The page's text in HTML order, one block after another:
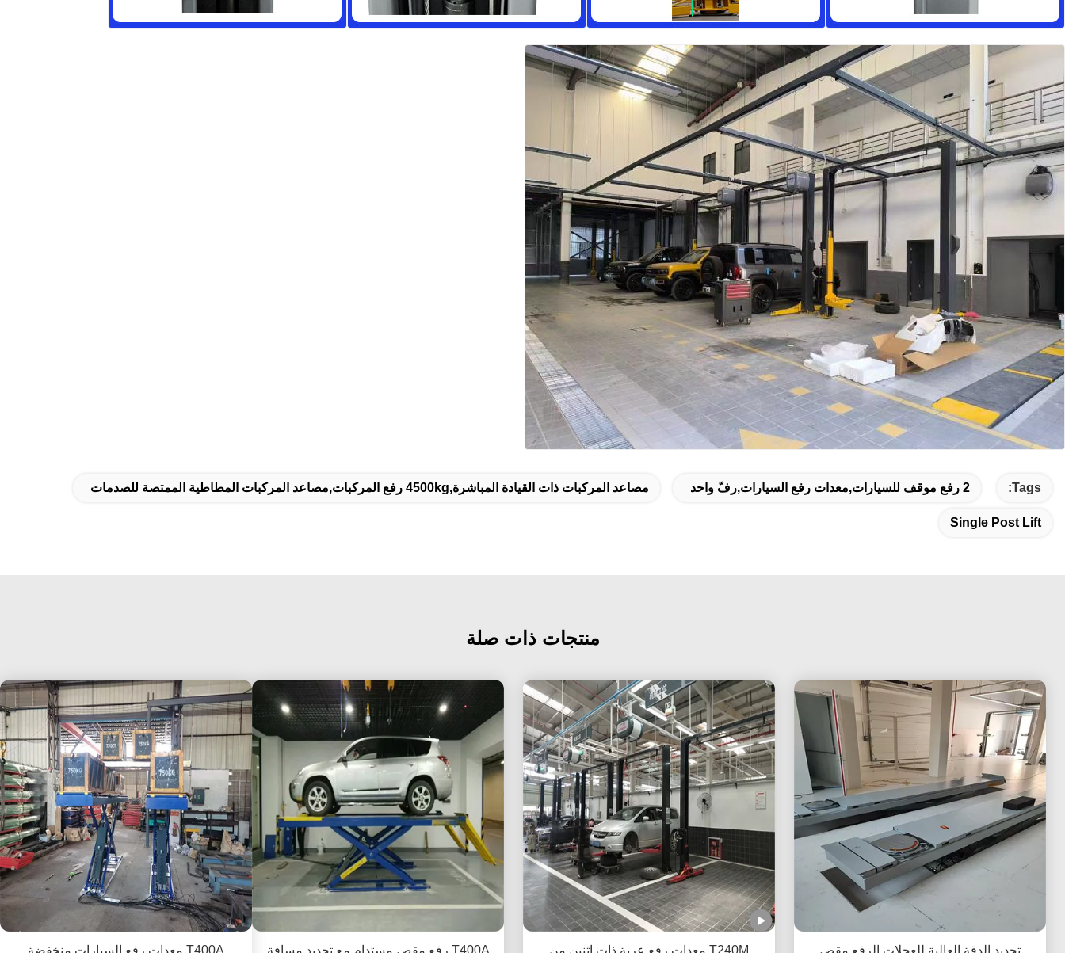
Tags: 2 رفع موقف للسيارات,معدات رفع السيارات,رفّ واحد مصاعد المركبات ذات القيادة المباشرة,4500kg رفع المركبات,مصاعد المركبات المطاطية الممتصة للصدمات
Single Post Lift
منتجات ذات صلة
تحديد الدقة العالية للعجلات الرفع مقص T240M معدات رفع عربة ذات اثنين من T400A رفع مقص مستدام مع تحديد مسافة T400A معدات رفع السيارات منخفضة